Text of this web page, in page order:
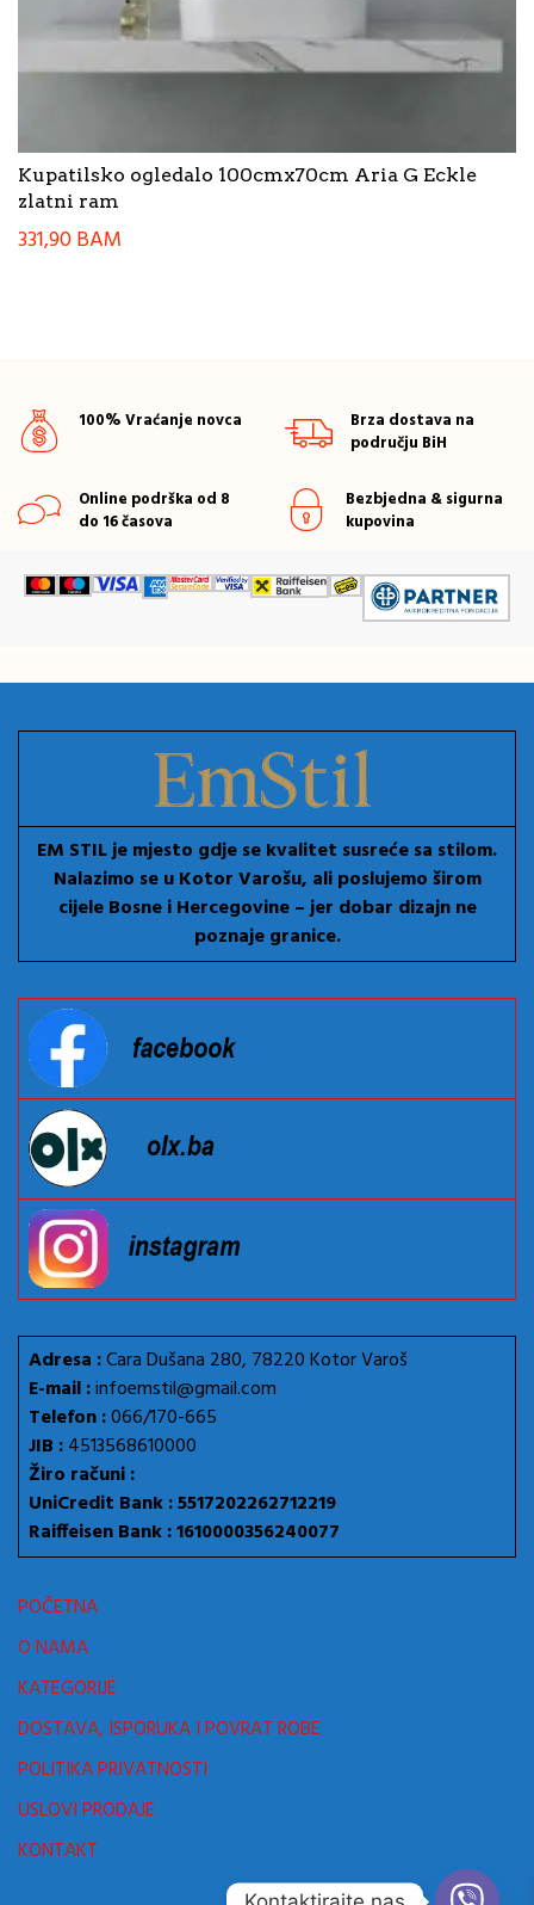
Kupatilsko ogledalo 100cmx70cm Aria G Eckle
zlatni ram
331,90BAM
100% Vraćanje novca
Brza dostava na
području BiH
Online podrška od 8
do 16 časova
Bezbjedna & sigurna
kupovina
EM STIL je mjesto gdje se kvalitet susreće sa stilom.
Nalazimo se u Kotor Varošu, ali poslujemo širom
cijele Bosne i Hercegovine – jer dobar dizajn ne
poznaje granice.
Adresa :Cara Dušana 280, 78220 Kotor Varoš
E-mail :infoemstil@gmail.com
Telefon :066/170-665
JIB :4513568610000
Žiro računi :
UniCredit Bank : 5517202262712219
Raiffeisen Bank : 1610000356240077
POČETNA
O NAMA
KATEGORIJE
DOSTAVA, ISPORUKA I POVRAT ROBE
POLITIKA PRIVATNOSTI
USLOVI PRODAJE
KONTAKT